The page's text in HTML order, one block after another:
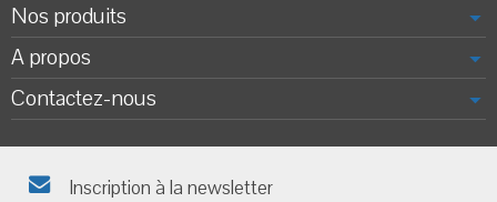
Nos produits
A propos
Contactez-nous
Inscription à la newsletter